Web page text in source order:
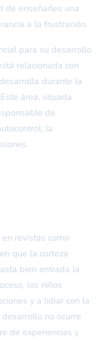
de enseñarles una
a la frustración.
para su desarrollo
relacionada con
durante la
área, situada
de
la
revistas como
que la corteza
bien entrada la
los niños
y a lidiar con la
no ocurre
de experiencias y